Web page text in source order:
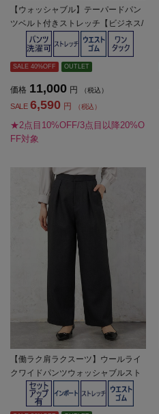
【ウォッシャブル】テーパードパン
ツベルト付きストレッチ【ビジネス/
セレモニー】無地SOFFICE通年【レ
ディース】
SALE 40%OFF OUTLET
価格 11,000 円 （税込）
SALE 6,590 円 （税込）
★2点目10%OFF/3点目以降20%O
FF対象
【働ラク肩ラクスーツ】ウールライ
クワイドパンツウォッシャブルスト
レッチSOFFICE秋冬【レディース】